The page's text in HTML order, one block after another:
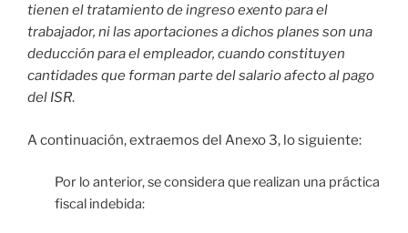
tienen el tratamiento de ingresoexento para el
trabajador, ni las aportaciones a dichos planes son una
deducción para el empleador, cuando constituyen
cantidades que forman parte del salario afecto al pago
del ISR.
A continuación, extraemos del Anexo 3, lo siguiente:
Por lo anterior, se considera que realizan una práctica
fiscal indebida: